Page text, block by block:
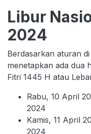
Libur
2024
Berdasarkan aturan
menetapkan ada dua
Fitri 1445 H atau
Rabu, 10 April
2024
Kamis, 11 April
2024